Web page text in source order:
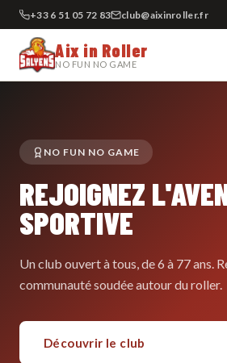
+33 6 51 05 72 83 club@aixinroller.fr
Aix in Roller
NO FUN NO GAME
NO FUN NO GAME
REJOIGNEZ
SPORTIVE
Un club ouvert à tous, de 6 à 77 ans.
communauté soudée autour du roller.
Découvrir le club